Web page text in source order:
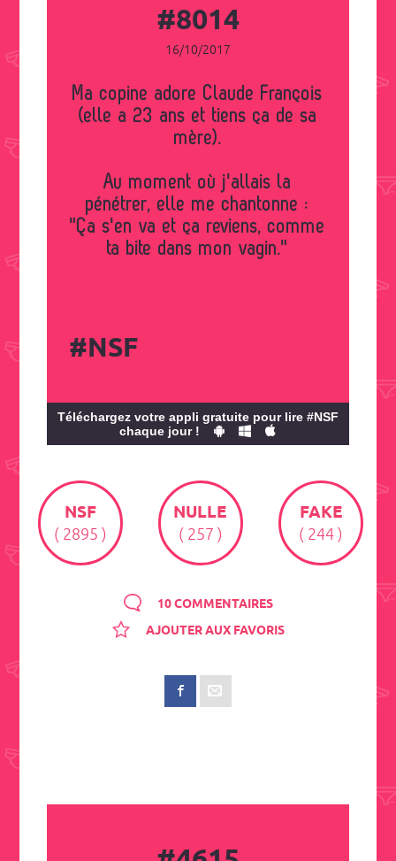
#8014
16/10/2017
Ma copine adore Claude François
(elle a 23 ans et tiens ça de sa
mère).
Au moment où j'allais la
pénétrer, elle me chantonne :
"Ça s'en va et ça reviens, comme
ta bite dans mon vagin."
#NSF
Téléchargez votre appli gratuite pour lire #NSF
chaque jour !
NSF
( 2895 )
NULLE
( 257 )
FAKE
( 244 )
10 COMMENTAIRES
AJOUTER AUX FAVORIS